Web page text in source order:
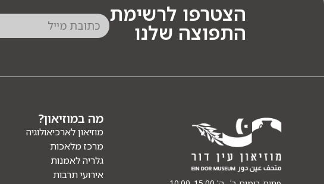
הצטרפו לרשימת
התפוצה שלנו
מה במוזיאון?
מוזיאון לארכיאולוגיה
מרכז מלאכות
גלריה לאמנות
אירועי תרבות